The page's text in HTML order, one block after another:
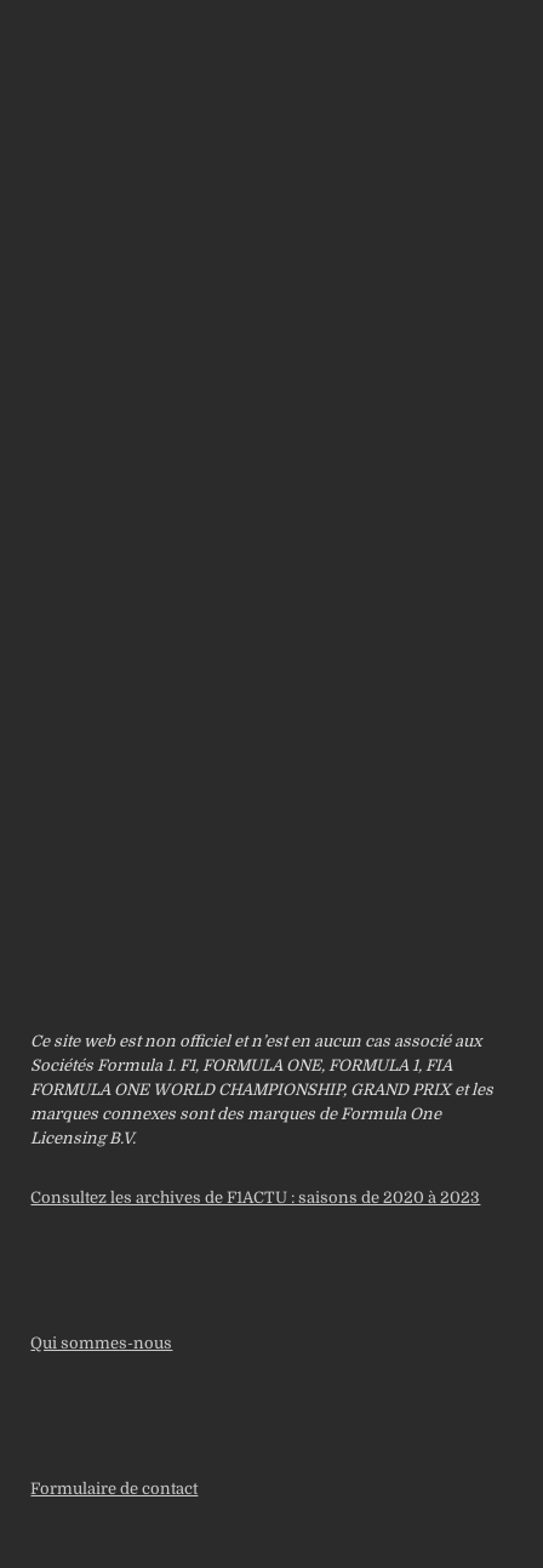
Ce site web est non officiel et n’est en aucun cas associé aux
Sociétés Formula 1. F1, FORMULA ONE, FORMULA 1, FIA
FORMULA ONE WORLD CHAMPIONSHIP, GRAND PRIX et les
marques connexes sont des marques de Formula One
Licensing B.V.
Consultez les archives de F1ACTU : saisons de 2020 à 2023
Qui sommes-nous
Formulaire de contact